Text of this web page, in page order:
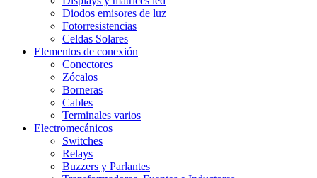
Diodos emisores de luz
Fotorresistencias
Celdas Solares
Elementos de conexión
Conectores
Zócalos
Borneras
Cables
Terminales varios
Electromecánicos
Switches
Relays
Buzzers y Parlantes